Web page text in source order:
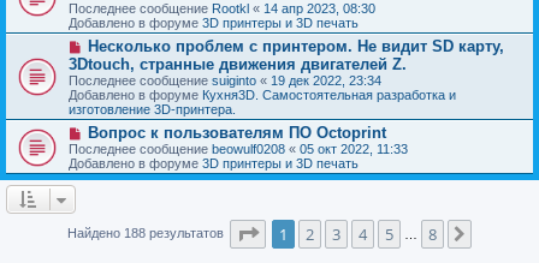
е
н
и
е
о
о
б
щ
е
н
и
е
о
е
с
о
о
б
щ
е
н
и
е
Последнее сообщение Rootkl « 14 апр 2023, 08:30
Добавлено в форуме 3D принтеры и 3D печать
Н
о
в
о
е
с
о
о
б
щ
е
Несколько проблем с принтером. Не видит SD карту,
3Dtouch, странные движения двигателей Z.
Последнее сообщение suiginto « 19 дек 2022, 23:34
Добавлено в форуме Кухня3D. Самостоятельная разработка и
изготовление 3D-принтера.
Н
о
в
о
о
Вопрос к пользователям ПО Octoprint
Последнее сообщение beowulf0208 « 05 окт 2022, 11:33
Добавлено в форуме 3D принтеры и 3D печать
Найдено 188 результатов Страница1 из
1 2 3 4 5 8